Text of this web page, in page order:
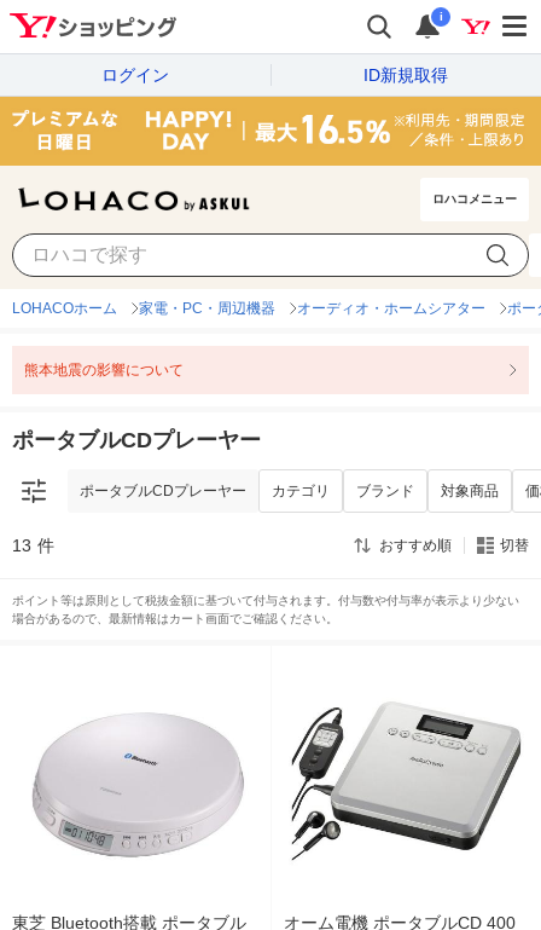
i
ログイン ID新規取得
ロハコメニュー
ポータブルCDプレーヤー
LOHACOホーム 家電・PC・周辺機器 オーディオ・ホームシアター ポー
熊本地震の影響について
ポータブルCDプレーヤー
ポータブルCDプレーヤー カテゴリ ブランド 対象商品
13 件 おすすめ順 切替
ポイント等は原則として税抜金額に基づいて付与されます。付与数や付与率が表示より少ない
場合があるので、最新情報はカート画面でご確認ください。
東芝 Bluetooth搭載 ポータブル
オーム電機 ポータブルCD 400